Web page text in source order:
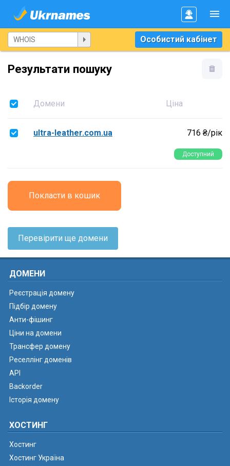
Особистий кабінет
Результати пошуку
Домени Ціна
ultra-leather.com.ua 716 ₴/рік
Доступний
Покласти в кошик
Перевірити ще домени
ДОМЕНИ
Реєстрація домену
Підбір домену
Анти-фішинг
Ціни на домени
Трансфер домену
Реселлінг доменів
API
Backorder
Історія домену
ХОСТИНГ
Хостинг
Хостинг Україна